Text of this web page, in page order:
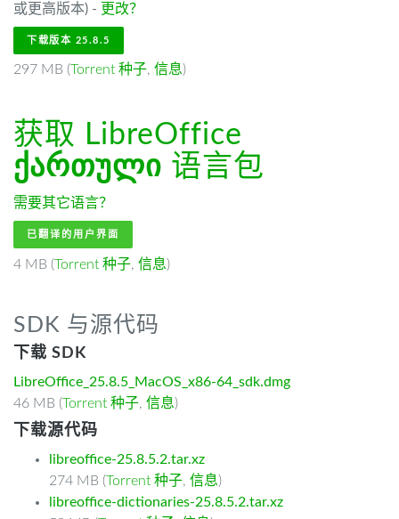
或更高版本) - 更改？
下载版本 25.8.5
297 MB (Torrent 种子, 信息)
获取 LibreOffice
ქართული 语言包
需要其它语言？
已翻译的用户界面
4 MB (Torrent 种子, 信息)
SDK 与源代码
下载 SDK
LibreOffice_25.8.5_MacOS_x86-64_sdk.dmg
46 MB (Torrent 种子, 信息)
下载源代码
libreoffice-25.8.5.2.tar.xz
274 MB (Torrent 种子, 信息)
libreoffice-dictionaries-25.8.5.2.tar.xz